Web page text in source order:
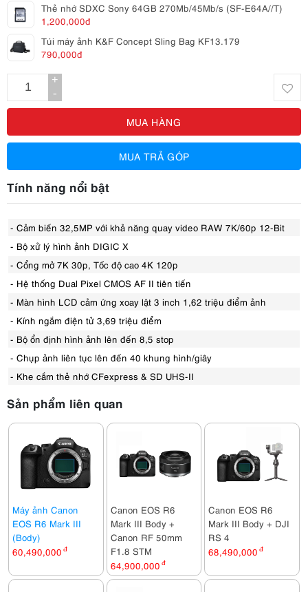
Thẻ nhớ SDXC Sony 64GB 270Mb/45Mb/s (SF-E64A//T)
1,200,000đ
Túi máy ảnh K&F Concept Sling Bag KF13.179
790,000đ
+
-
MUA HÀNG
MUA TRẢ GÓP
Tính năng nổi bật
- Cảm biến 32,5MP với khả năng quay video RAW 7K/60p 12-Bit
- Bộ xử lý hình ảnh DIGIC X
- Cổng mở 7K 30p, Tốc độ cao 4K 120p
- Hệ thống Dual Pixel CMOS AF II tiên tiến
- Màn hình LCD cảm ứng xoay lật 3 inch 1,62 triệu điểm ảnh
- Kính ngắm điện tử 3,69 triệu điểm
- Bộ ổn định hình ảnh lên đến 8,5 stop
- Chụp ảnh liên tục lên đến 40 khung hình/giây
- Khe cắm thẻ nhớ CFexpress & SD UHS-II
Sản phẩm liên quan
Máy ảnh Canon
EOS R6 Mark III
(Body)
60,490,000 đ
Canon EOS R6
Mark III Body +
Canon RF 50mm
F1.8 STM
64,900,000 đ
Canon EOS R6
Mark III Body + DJI
RS 4
68,490,000 đ